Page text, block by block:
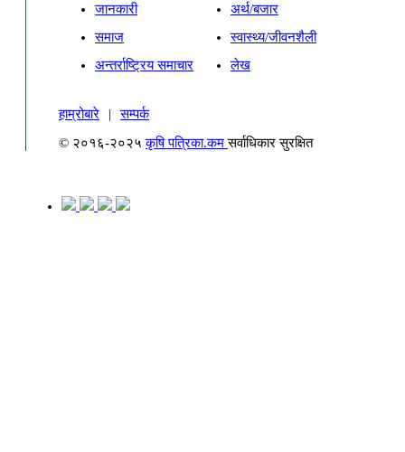
जानकारी
अर्थ/बजार
समाज
स्वास्थ्य/जीवनशैली
अन्तर्राष्ट्रिय समाचार
लेख
हाम्रोबारे |
सम्पर्क
© २०१६-२०२५कृषि पत्रिका.कमसर्वाधिकार सुरक्षित